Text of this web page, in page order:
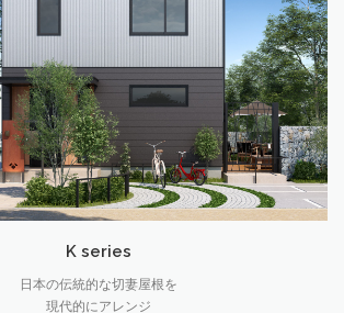
K series
日本の伝統的な切妻屋根を
現代的にアレンジ